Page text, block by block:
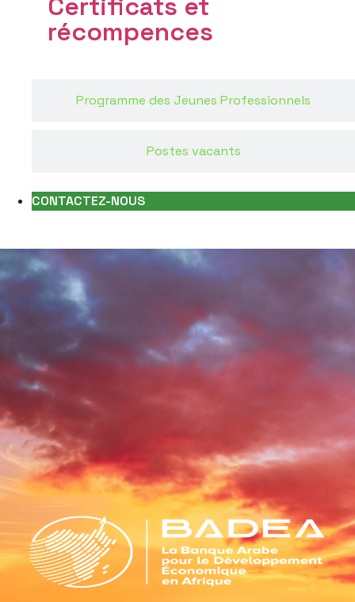
Programme des Jeunes Professionnels
Postes vacants
Certificats et
récompences
CONTACTEZ-NOUS